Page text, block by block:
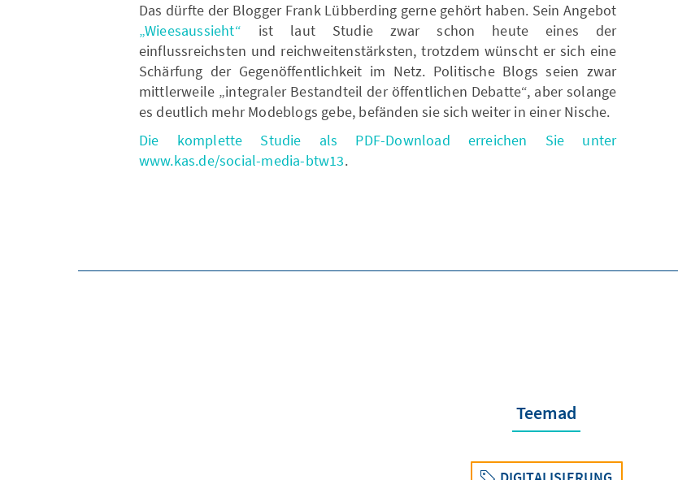
Das dürfte der Blogger Frank Lübberding gerne gehört haben. Sein Angebot
„Wieesaussieht“ ist laut Studie zwar schon heute eines der
einflussreichsten und reichweitenstärksten, trotzdem wünscht er sich eine
Schärfung der Gegenöffentlichkeit im Netz. Politische Blogs seien zwar
mittlerweile „integraler Bestandteil der öffentlichen Debatte“, aber solange
es deutlich mehr Modeblogs gebe, befänden sie sich weiter in einer Nische.
Die komplette Studie als PDF-Download erreichen Sie unter
www.kas.de/social-media-btw13.
Teemad